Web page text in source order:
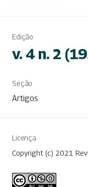
Edição
v. 4 n. 2
Seção
Artigos
Licença
Copyright (c) 2021